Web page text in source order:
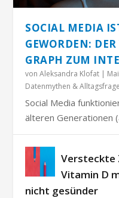
SOCIAL MEDIA
GEWORDEN:
GRAPH ZUM
vonAleksandra Klofat |
Datenmythen &
Social Media
älteren Generationen
Versteckte
Vitamin D
nicht gesünder